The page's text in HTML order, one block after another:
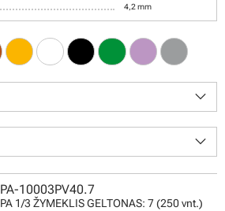
4,2 mm
keyboard_arrow_down
keyboard_arrow_down
PA-10003PV40.7
PA 1/3 ŽYMEKLIS GELTONAS: 7 (250 vnt.)